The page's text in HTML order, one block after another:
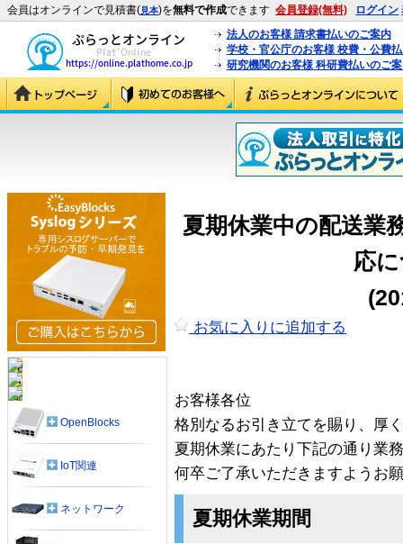
会員はオンラインで見積書(見本)を無料で作成できます 会員登録(無料) ログイン
法人のお客様 請求書払いのご案内
学校・官公庁のお客様 校費・公費
研究機関のお客様 科研費払いのご
夏期休業中の配送業
応
お気に入りに追加する
お客様各位
格別なるお引き立てを賜り、厚
夏期休業にあたり下記の通り業
何卒ご了承いただきますようお
夏期休業期間
OpenBlocks
IoT関連
ネットワーク